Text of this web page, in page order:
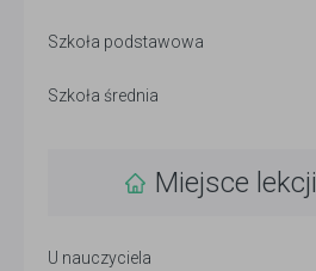
Szkoła podstawowa
Szkoła średnia
Miejsce lekcji
U nauczyciela